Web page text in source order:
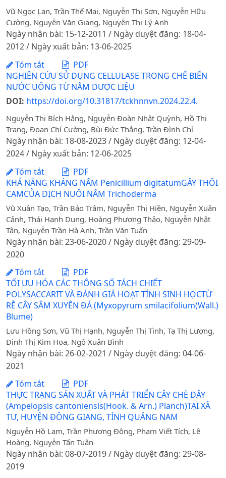
Vũ Ngọc Lan, Trần Thế Mai, Nguyễn Thị Sơn, Nguyễn Hữu
Cường, Nguyễn Văn Giang, Nguyễn Thị Lý Anh
Ngày nhận bài: 15-12-2011 / Ngày duyệt đăng: 18-04-
2012 / Ngày xuất bản: 13-06-2025
Tóm tắt
PDF
NGHIÊN CỨU SỬ DỤNG CELLULASE TRONG CHẾ BIẾN
NƯỚC UỐNG TỪ NẤM DƯỢC LIỆU
DOI: https://doi.org/10.31817/tckhnnvn.2024.22.4.
Nguyễn Thị Bích Hằng, Nguyễn Đoàn Nhật Quỳnh, Hồ Thị
Trang, Đoạn Chí Cường, Bùi Đức Thắng, Trần Đình Chí
Ngày nhận bài: 18-08-2023 / Ngày duyệt đăng: 12-04-
2024 / Ngày xuất bản: 12-06-2025
Tóm tắt
PDF
KHẢ NĂNG KHÁNG NẤM Penicillium digitatumGÂY THỐI
CAMCỦA DỊCH NUÔI NẤM Trichoderma
Vũ Xuân Tạo, Trần Bảo Trâm, Nguyễn Thị Hiền, Nguyễn Xuân
Cảnh, Thái Hạnh Dung, Hoàng Phương Thảo, Nguyễn Nhật
Tân, Nguyễn Trần Hà Anh, Trần Văn Tuấn
Ngày nhận bài: 23-06-2020 / Ngày duyệt đăng: 29-09-
2020
Tóm tắt
PDF
TỐI ƯU HÓA CÁC THÔNG SỐ TÁCH CHIẾT
POLYSACCARIT VÀ ĐÁNH GIÁ HOẠT TÍNH SINH HỌCTỪ
RỄ CÂY SÂM XUYÊN ĐÁ (Myxopyrum smilacifolium(Wall.)
Blume)
Lưu Hồng Sơn, Vũ Thị Hạnh, Nguyễn Thị Tình, Tạ Thị Lượng,
Đinh Thị Kim Hoa, Ngô Xuân Bình
Ngày nhận bài: 26-02-2021 / Ngày duyệt đăng: 04-06-
2021
Tóm tắt
PDF
THỰC TRẠNG SẢN XUẤT VÀ PHÁT TRIỂN CÂY CHÈ DÂY
(Ampelopsis cantoniensis(Hook. & Arn.) Planch)TẠI XÃ
TƯ, HUYỆN ĐÔNG GIANG, TỈNH QUẢNG NAM
Nguyễn Hồ Lam, Trần Phương Đông, Phạm Viết Tích, Lê
Hoàng, Nguyễn Tấn Tuân
Ngày nhận bài: 08-07-2019 / Ngày duyệt đăng: 29-08-
2019